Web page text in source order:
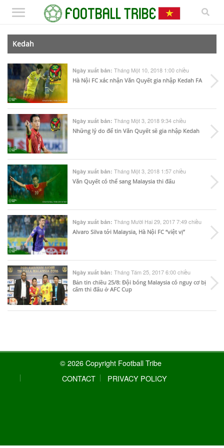
Kedah
Ngày xuất bản: Tháng Một 10, 2018 1:00 chiều
Hà Nội FC xác nhận Văn Quyết gia nhập Kedah FA
Ngày xuất bản: Tháng Một 3, 2018 9:34 chiều
Những lý do để tin Văn Quyết sẽ gia nhập Kedah
Ngày xuất bản: Tháng Một 3, 2018 1:57 chiều
Văn Quyết có thể sang Malaysia thi đấu
Ngày xuất bản: Tháng Mười Hai 29, 2017 7:49 chiều
Alvaro Silva tới Malaysia, Hà Nội FC “việt vị”
Ngày xuất bản: Tháng Tám 25, 2017 6:00 chiều
Bản tin chiều 25/8: Đội bóng Malaysia có nguy cơ bị
cấm thi đấu ở AFC Cup
© 2026 Copyright Football Tribe
CONTACT
PRIVACY POLICY